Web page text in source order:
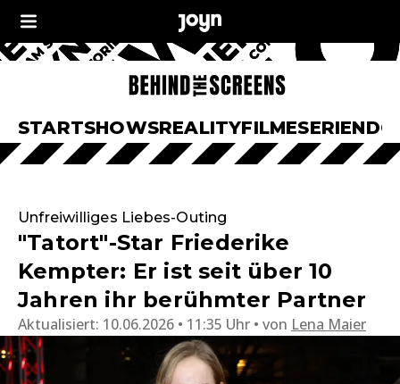
STARTSHOWSREALITYFILMESERIEN
Unfreiwilliges Liebes-Outing
"Tatort"-Star Friederike
Kempter: Er ist seit über 10
Jahren ihr berühmter Partner
Aktualisiert: 10.06.2026 • 11:35 Uhr von Lena Maier